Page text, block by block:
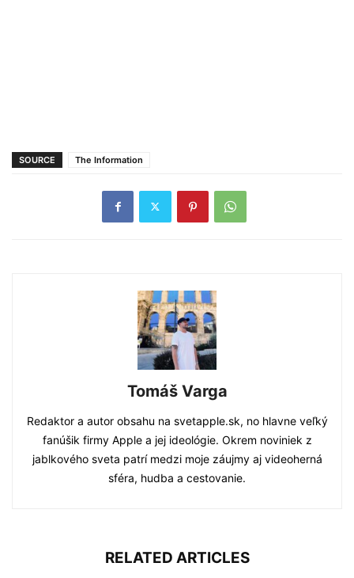
SOURCE The Information
Tomáš Varga
Redaktor a autor obsahu na svetapple.sk, no hlavne veľký
fanúšik firmy Apple a jej ideológie. Okrem noviniek z
jablkového sveta patrí medzi moje záujmy aj videoherná
sféra, hudba a cestovanie.
RELATED ARTICLES